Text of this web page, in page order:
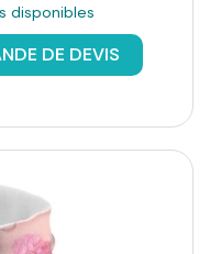
disponibles
DE DEVIS